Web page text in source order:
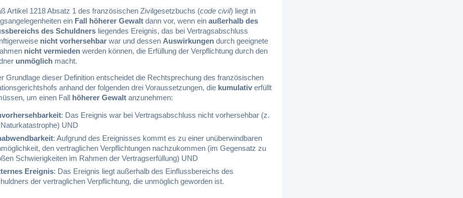
Artikel 1218 Absatz 1 des französischen Zivilgesetzbuchs (code civil) liegt in
ein Fall höherer Gewaltdann vor, wenn ein außerhalb des
des Schuldnersliegendes Ereignis, das bei Vertragsabschluss
nicht vorhersehbarwar und dessen Auswirkungendurch geeignete
nicht vermiedenwerden können, die Erfüllung der Verpflichtung durch den
unmöglichmacht.
Grundlage dieser Definition entscheidet die Rechtsprechung des französischen
anhand der folgenden drei Voraussetzungen, die kumulativerfüllt
um einen Fall höherer Gewaltanzunehmen:
: Das Ereignis war bei Vertragsabschluss nicht vorhersehbar (z.
UND
: Aufgrund des Ereignisses kommt es zu einer unüberwindbaren
den vertraglichen Verpflichtungen nachzukommen (im Gegensatz zu
Schwierigkeiten im Rahmen der Vertragserfüllung) UND
Ereignis: Das Ereignis liegt außerhalb des Einflussbereichs des
der vertraglichen Verpflichtung, die unmöglich geworden ist.